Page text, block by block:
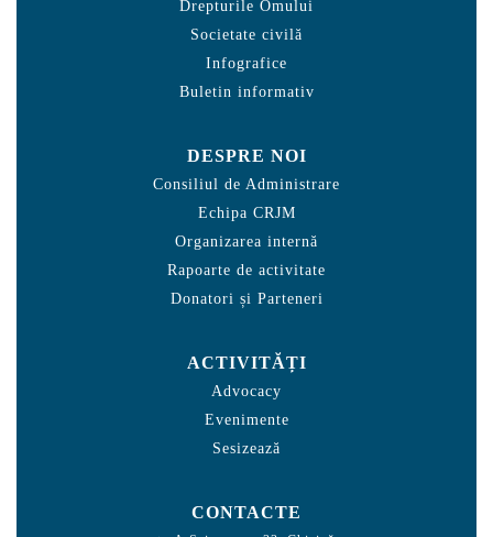
Drepturile Omului
Societate civilă
Infografice
Buletin informativ
DESPRE NOI
Consiliul de Administrare
Echipa CRJM
Organizarea internă
Rapoarte de activitate
Donatori și Parteneri
ACTIVITĂȚI
Advocacy
Evenimente
Sesizează
CONTACTE